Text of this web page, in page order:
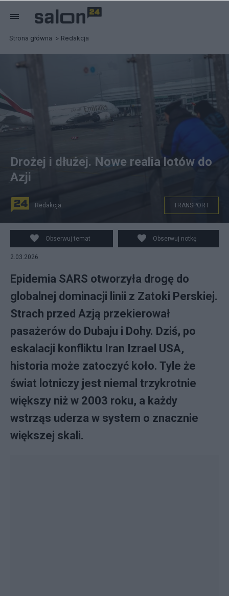
Strona główna Redakcja
A380 lini Emirates na lotnisku w Pradze/PAP/EPA
Drożej i dłużej. Nowe realia lotów do
Azji
Redakcja TRANSPORT
Obserwuj temat Obserwuj notkę
2.03.2026
Epidemia SARS otworzyła drogę do
globalnej dominacji linii z Zatoki Perskiej.
Strach przed Azją przekierował
pasażerów do Dubaju i Dohy. Dziś, po
eskalacji konfliktu Iran Izrael USA,
historia może zatoczyć koło. Tyle że
świat lotniczy jest niemal trzykrotnie
większy niż w 2003 roku, a każdy
wstrząs uderza w system o znacznie
większej skali.